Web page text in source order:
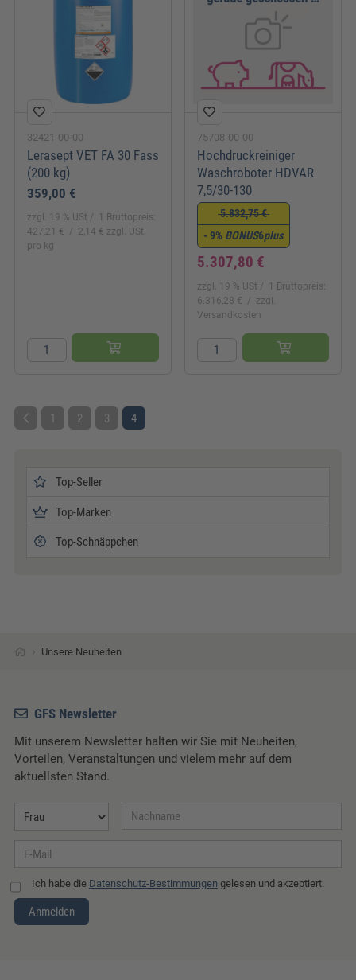
32421-00-00
Lerasept VET FA 30 Fass
(200 kg)
359,00 €
zzgl. 19 % USt
1 Bruttopreis:
427,21 €
2,14 € zzgl. USt.
pro kg
75708-00-00
Hochdruckreiniger
Waschroboter HDVAR
7,5/30-130
5.832,75 €
- 9% BONUS6plus
5.307,80 €
zzgl. 19 % USt
1 Bruttopreis:
6.316,28 €
zzgl.
Versandkosten
1 2 3 4
Top-Seller
Top-Marken
Top-Schnäppchen
Unsere Neuheiten
GFS Newsletter
Mit unserem Newsletter halten wir Sie mit Neuheiten,
Vorteilen, Veranstaltungen und vielem mehr auf dem
aktuellsten Stand.
Ich habe die Datenschutz-Bestimmungen gelesen und akzeptiert.
Anmelden